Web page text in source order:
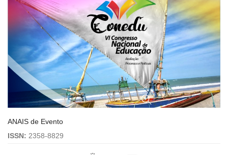
ANAIS de Evento
ISSN: 2358-8829